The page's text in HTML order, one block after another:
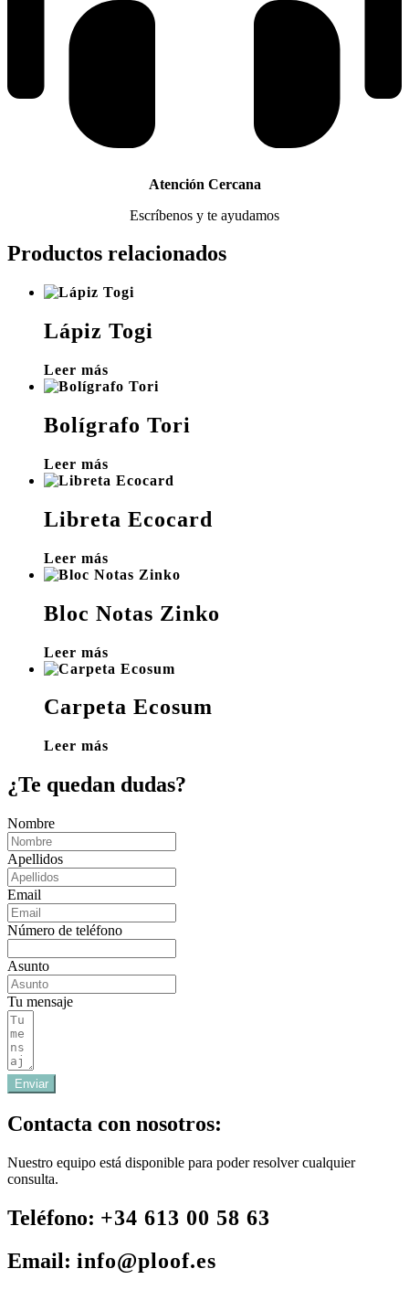
Atención Cercana
Escríbenos y te ayudamos
Productos relacionados
Lápiz Togi
Leer más
Bolígrafo Tori
Leer más
Libreta Ecocard
Leer más
Bloc Notas Zinko
Leer más
Carpeta Ecosum
Leer más
¿Te quedan dudas?
Nombre
Apellidos
Email
Número de teléfono
Asunto
Tu mensaje
Enviar
Contacta con nosotros:
Nuestro equipo está disponible para poder resolver cualquier
consulta.
Teléfono: +34 613 00 58 63
Email: info@ploof.es